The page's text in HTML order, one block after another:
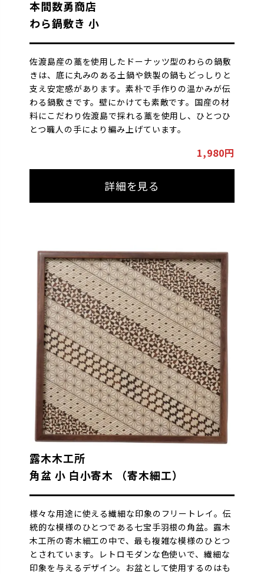
本間数勇商店
わら鍋敷き 小
佐渡島産の藁を使用したドーナッツ型のわらの鍋敷
きは、底に丸みのある土鍋や鉄製の鍋もどっしりと
支え安定感があります。素朴で手作りの温かみが伝
わる鍋敷きです。壁にかけても素敵です。国産の材
料にこだわり佐渡島で採れる藁を使用し、ひとつひ
とつ職人の手により編み上げています。
1,980円
詳細を見る
露木木工所
角盆 小 白小寄木 （寄木細工）
様々な用途に使える繊細な印象のフリートレイ。伝
統的な模様のひとつである七宝手羽根の角盆。露木
木工所の寄木細工の中で、最も複雑な模様のひとつ
とされています。レトロモダンな色使いで、繊細な
印象を与えるデザイン。お盆として使用するのはも